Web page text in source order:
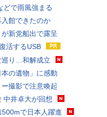
どで雨風強まる
館できたのか
が新党船出で露呈
活するUSB
巡り…和解成立
の遺物」に感動
撮影で注意喚起
中井卓大が回想
で日本人躍進